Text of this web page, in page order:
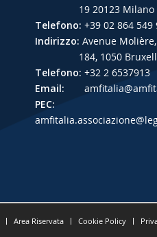
19 20123 Milano
Telefono: +39 02 864 549
Indirizzo: Avenue Molière,
184, 1050
Telefono: +32 2 6537913
Email:
PEC:
Area Riservata Cookie Policy